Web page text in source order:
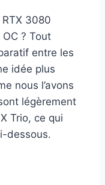
3080
? Tout
entre les
idée plus
nous l’avons
légèrement
Trio, ce qui
dessous.